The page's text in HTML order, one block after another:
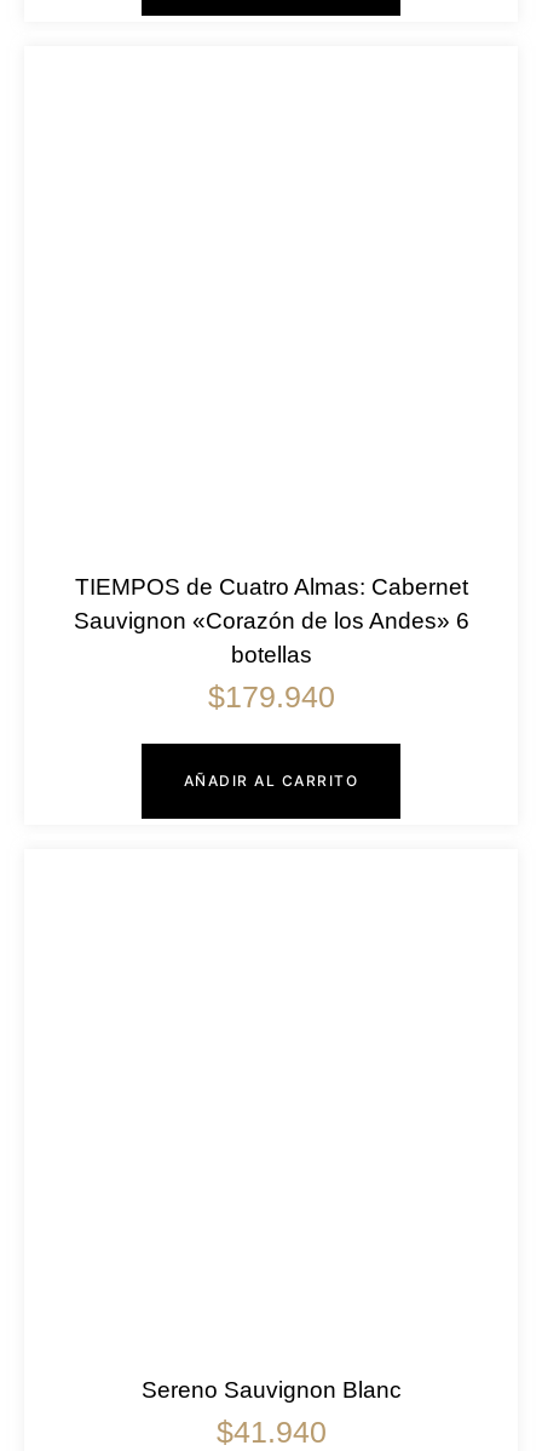
TIEMPOS de Cuatro Almas: Cabernet
Sauvignon «Corazón de los Andes» 6
botellas
$179.940
AÑADIR AL CARRITO
Sereno Sauvignon Blanc
$41.940